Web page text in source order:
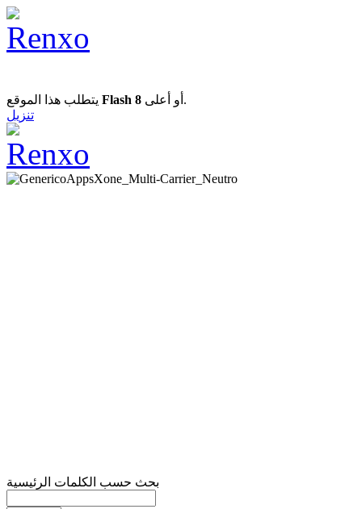
Flash 8
أو أعلى.
تنزيل
بحث حسب الكلمات الرئيسية